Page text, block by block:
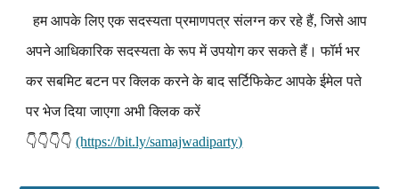
हम आपके लिए एक सदस्यता प्रमाणपत्र संलग्न कर रहे हैं, जिसे आप
अपने आधिकारिक सदस्यता के रूप में उपयोग कर सकते हैं। फॉर्म भर
कर सबमिट बटन पर क्लिक करने के बाद सर्टिफिकेट आपके ईमेल पते
पर भेज दिया जाएगा अभी क्लिक करें
👇👇👇👇(https://bit.ly/samajwadiparty)